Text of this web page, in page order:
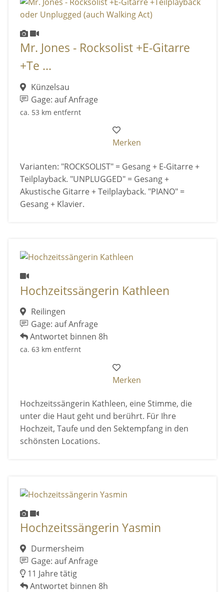
Mr. Jones - Rocksolist +E-Gitarre
+Te ...
Künzelsau
Gage: auf Anfrage
ca. 53 km entfernt
Merken
Varianten: "ROCKSOLIST" = Gesang + E-Gitarre +
Teilplayback. "UNPLUGGED" = Gesang +
Akustische Gitarre + Teilplayback. "PIANO" =
Gesang + Klavier.
Hochzeitssängerin Kathleen
Reilingen
Gage: auf Anfrage
Antwortet binnen 8h
ca. 63 km entfernt
Merken
Hochzeitssängerin Kathleen, eine Stimme, die
unter die Haut geht und berührt. Für Ihre
Hochzeit, Taufe und den Sektempfang in den
schönsten Locations.
Hochzeitssängerin Yasmin
Durmersheim
Gage: auf Anfrage
11 Jahre tätig
Antwortet binnen 8h